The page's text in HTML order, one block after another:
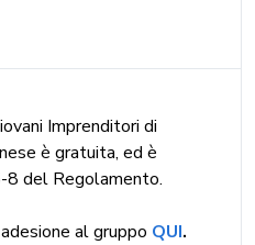
Imprenditori di
è gratuita, ed è
del Regolamento.
al gruppo QUI.